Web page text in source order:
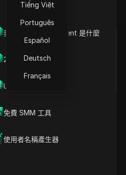
我的瀏覽器 User Agent 是什麼
2FA验证码生成器
UUID 產生器
免費 SMM 工具
使用者名稱產生器
Tiếng Việt
Português
Español
Deutsch
Français
在ChatGPT中開啟
在Claude中開啟
就此頁面提問